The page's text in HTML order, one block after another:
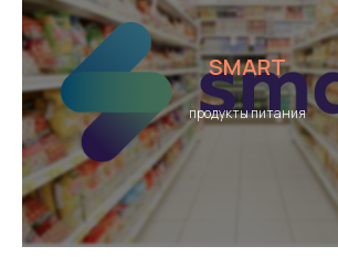
SMART
продукты питания